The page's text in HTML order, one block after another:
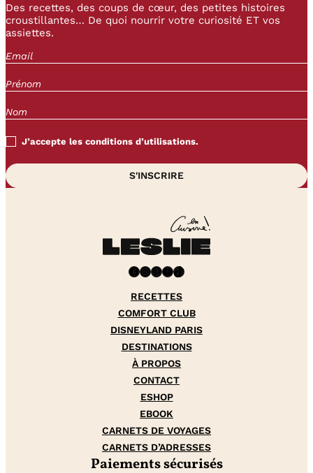
Des recettes, des coups de cœur, des petites histoires
croustillantes… De quoi nourrir votre curiosité ET vos
assiettes.
J’accepte les conditions d’utilisations.
Facebook InstagramPinterest YouTube TikTok
RECETTES
COMFORT CLUB
DISNEYLAND PARIS
DESTINATIONS
À PROPOS
CONTACT
ESHOP
EBOOK
CARNETS DE VOYAGES
CARNETS D’ADRESSES
Paiements sécurisés